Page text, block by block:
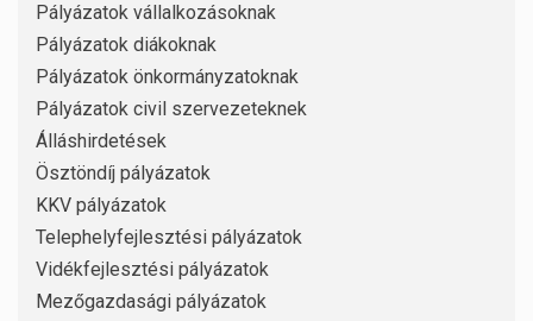
Pályázatok vállalkozásoknak
Pályázatok diákoknak
Pályázatok önkormányzatoknak
Pályázatok civil szervezeteknek
Álláshirdetések
Ösztöndíj pályázatok
KKV pályázatok
Telephelyfejlesztési pályázatok
Vidékfejlesztési pályázatok
Mezőgazdasági pályázatok